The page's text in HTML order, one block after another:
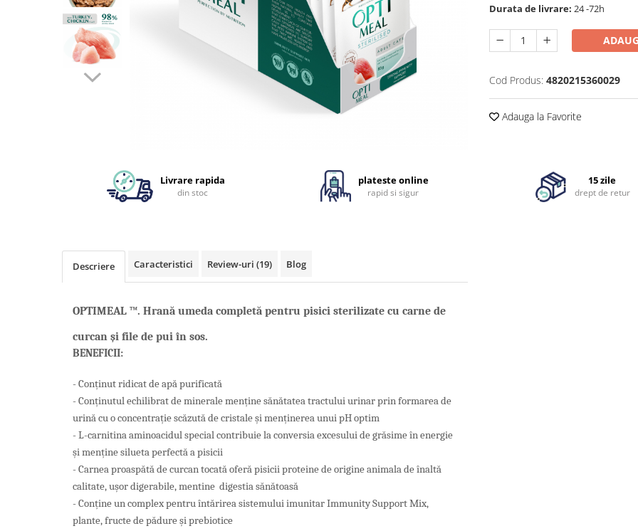
Durata de livrare: 24 -72h
Cod Produs: 4820215360029
Adauga la Favorite
Livrare rapida
din stoc
plateste online
rapid si sigur
15 zile
drept de retur
Descriere Caracteristici Review-uri (19) Blog
OPTIMEAL ™. Hrană umeda completă pentru pisici sterilizate cu carne de
curcan şi file de pui în sos.
BENEFICII:
- Conținut ridicat de apă purificată
- Conținutul echilibrat de minerale menține sănătatea tractului urinar prin formarea de
urină cu o concentrație scăzută de cristale și menținerea unui pH optim
- L-carnitina aminoacidul special contribuie la conversia excesului de grăsime în energie
și menține silueta perfectă a pisicii
- Carnea proaspătă de curcan tocată oferă pisicii proteine ​​de origine animala de înaltă
calitate, ușor digerabile, mentine digestia sănătoasă
- Conține un complex pentru întărirea sistemului imunitar Immunity Support Mix,
plante, fructe de pădure și prebiotice